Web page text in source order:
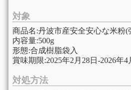
対象
商品名:丹波市産安全安心な米粉(
内容量:500g
形態:合成樹脂袋入
賞味期限:2025年2月28日-2026年4
対処方法